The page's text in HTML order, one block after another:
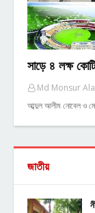
সাড়ে ৪ লক্ষ
Md Monsur
আব্দুল আলীম নোবেল ও
জাতীয়